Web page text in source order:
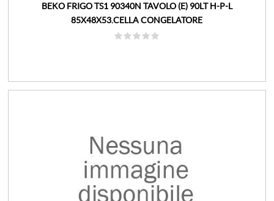
BEKO FRIGO TS1 90340N TAVOLO (E) 90LT H-P-L
85X48X53.CELLA CONGELATORE